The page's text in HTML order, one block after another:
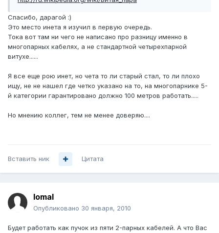
Спасибо, дарагой :)
Это место инета я изучил в первую очередь.
Тока вот там ни чего не написано про разницу именно в
многопарных кабелях, а не стандартной четырехпарной
витухе......
Я все еще рою инет, но чета то ли старый стал, то ли плохо
ищу, не не нашел где четко указано на то, на многопарнике 5-
й категории гарантировано должно 100 метров работать.....
Но мнению коллег, тем не менее доверяю....
Вставить ник Цитата
lomal
Опубликовано 30 января, 2010
Будет работать как пучок из пяти 2-парных кабелей. А что Вас